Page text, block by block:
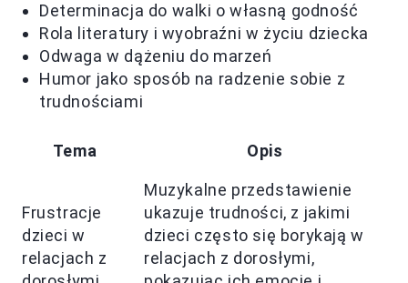
Determinacja do walki o własną godność
Rola literatury i wyobraźni w życiu dziecka
Odwaga w dążeniu do marzeń
Humor jako sposób na radzenie sobie z
trudnościami
Tema Opis
Frustracje
dzieci w
relacjach z
Muzykalne przedstawienie
ukazuje trudności, z jakimi
dzieci często się borykają w
relacjach z dorosłymi,